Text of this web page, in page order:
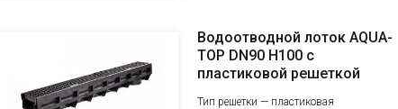
Водоотводной лоток AQUA-
TOP DN90 H100 с
пластиковой решеткой
Тип решетки — пластиковая